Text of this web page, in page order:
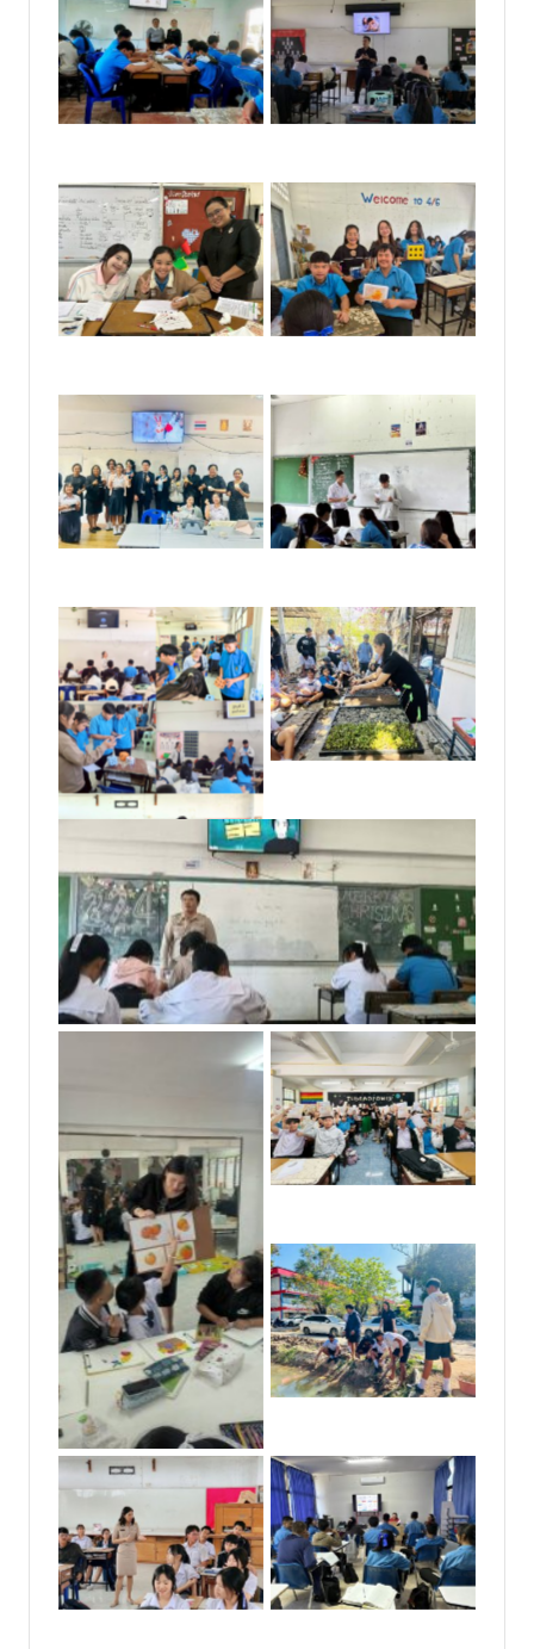
No Caption No Caption
No Caption No Caption
No Caption No Caption
No Caption
No Caption
No Caption
No Caption
No Caption
No Caption
No Caption No Caption